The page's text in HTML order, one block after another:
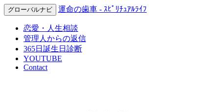
グローバルナビ 運命の歯車 - ｽﾋﾟﾘﾁｭｱﾙﾗｲﾌ
恋愛・人生相談
管理人からの返信
365日誕生日診断
YOUTUBE
Contact